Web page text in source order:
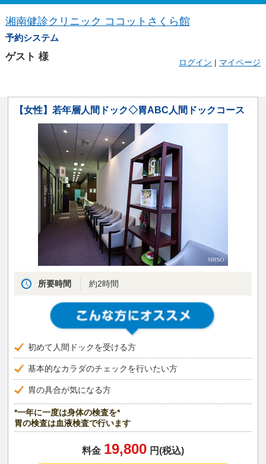
湘南健診クリニック ココットさくら館
予約システム
ゲスト 様 ログイン | マイページ
【女性】若年層人間ドック◇胃ABC人間ドックコース
所要時間 約2時間
初めて人間ドックを受ける方
基本的なカラダのチェックを行いたい方
胃の具合が気になる方
*一年に一度は身体の検査を*
胃の検査は血液検査で行います
料金 19,800 円(税込)